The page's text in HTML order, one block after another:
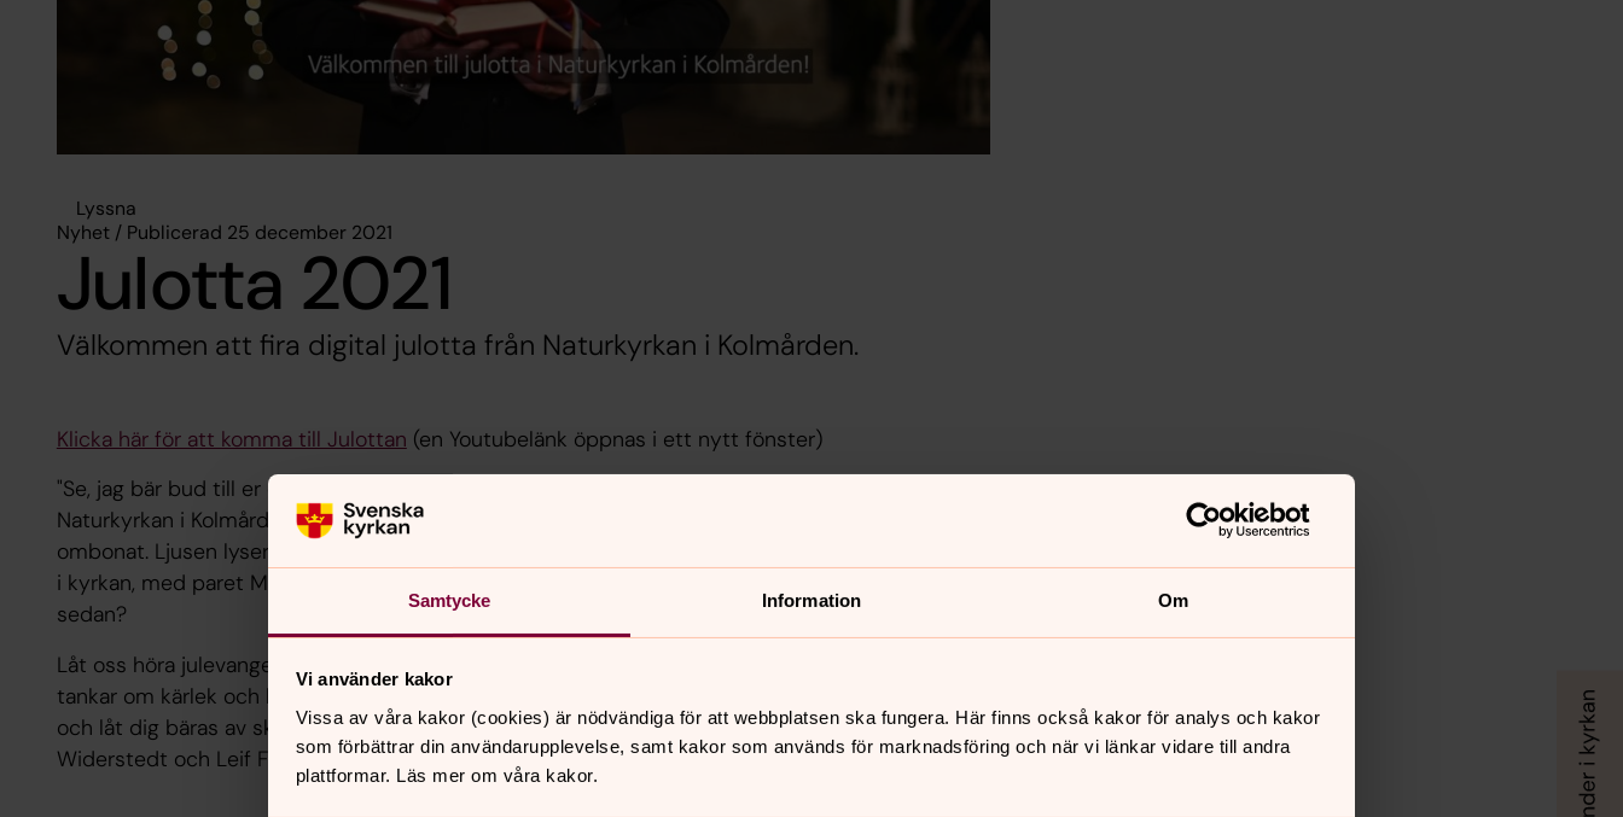
Samtycke Information Om
Vi använder kakor
Vissa av våra kakor (cookies) är nödvändiga för att webbplatsen ska fungera. Här finns också kakor för analys och kakor
som förbättrar din användarupplevelse, samt kakor som används för marknadsföring och när vi länkar vidare till andra
plattformar. Läs mer om våra kakor.
Lyssna
Nyhet / Publicerad 25 december 2021
Julotta 2021
Välkommen att fira digital julotta från Naturkyrkan i Kolmården.
Klicka här för att komma till Julottan (en Youtubelänk öppnas i ett nytt fönster)
"Se, jag bär bud till er om en stor glädje för hela folket". Välkommen till julotta i
Naturkyrkan i Kolmården. Nattens mörker råder, men inne i kyrkan är det varmt och
ombonat. Ljusen lyser överallt. Kanske delar vi denna lågans ljus och värme som lyser upp
i kyrkan, med paret Maria och Josef som vakade över sitt nyfödda barn för tusentals år
sedan?
Låt oss höra julevangeliet berättas av kyrkoherde Thomas Wärfman tillsammans med
tankar om kärlek och hopp kring barnets villkorslösa kärlek. Sjung med i julens psalmer
och låt dig bäras av skönsång av solist Malin Ekstrand tillsammans med kantor Annika
Widerstedt och Leif Fredriksson på kornett. God jul.